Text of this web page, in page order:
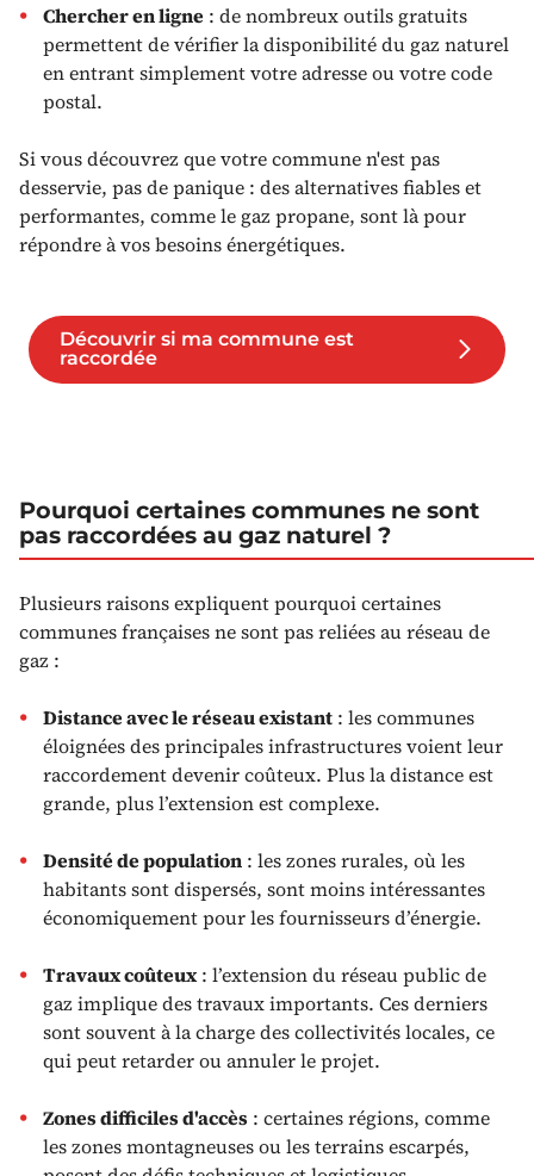
Chercher en ligne : de nombreux outils gratuits
permettent de vérifier la disponibilité du gaz naturel
en entrant simplement votre adresse ou votre code
postal.
Si vous découvrez que votre commune n'est pas
desservie, pas de panique : des alternatives fiables et
performantes, comme le gaz propane, sont là pour
répondre à vos besoins énergétiques.
Découvrir si ma commune est
raccordée
Pourquoi certaines communes ne sont
pas raccordées au gaz naturel ?
Plusieurs raisons expliquent pourquoi certaines
communes françaises ne sont pas reliées au réseau de
gaz :
Distance avec le réseau existant : les communes
éloignées des principales infrastructures voient leur
raccordement devenir coûteux. Plus la distance est
grande, plus l’extension est complexe.
Densité de population : les zones rurales, où les
habitants sont dispersés, sont moins intéressantes
économiquement pour les fournisseurs d’énergie.
Travaux coûteux: l’extension du réseau public de
gaz implique des travaux importants. Ces derniers
sont souvent à la charge des collectivités locales, ce
qui peut retarder ou annuler le projet.
Zones difficiles d'accès : certaines régions, comme
les zones montagneuses ou les terrains escarpés,